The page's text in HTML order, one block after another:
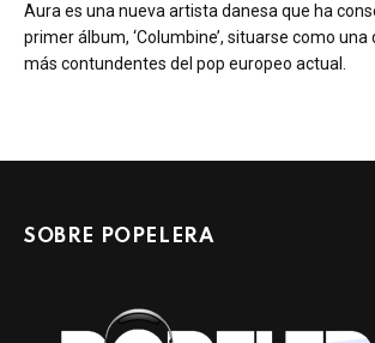
Aura es una nueva artista danesa que ha
primer álbum, ‘Columbine’, situarse como una
más contundentes del pop europeo actual.
SOBRE POPELERA